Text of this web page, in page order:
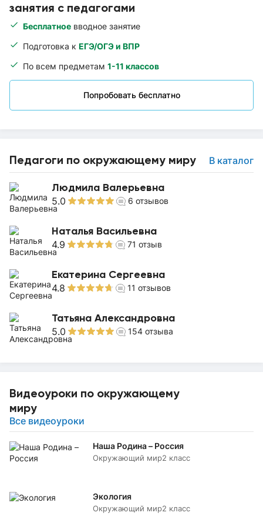
занятия с педагогами
Бесплатное вводное занятие
Подготовка к ЕГЭ/ОГЭ и ВПР
По всем предметам 1-11 классов
Попробовать бесплатно
Педагоги по окружающему миру В каталог
Людмила Валерьевна
5.0 6 отзывов
Наталья Васильевна
4.9 71 отзыв
Екатерина Сергеевна
4.8 11 отзывов
Татьяна Александровна
5.0 154 отзыва
Видеоуроки по окружающему
миру
Все видеоуроки
Наша Родина – Россия
Окружающий мир2 класс
Экология
Окружающий мир2 класс